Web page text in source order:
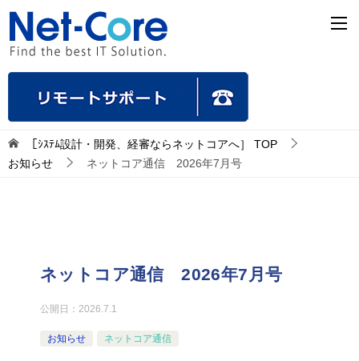
［ｼｽﾃﾑ設計・開発、経審ならネットコアへ］
TOP
お知らせ
ネットコア通信 2026年7月号
ネットコア通信 2026年7月号
公開日： 2026.7.1
お知らせ ネットコア通信